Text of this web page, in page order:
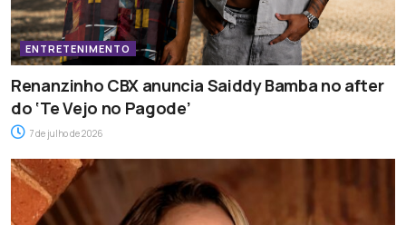
ENTRETENIMENTO
Renanzinho CBX anuncia Saiddy Bamba no after
do ‘Te Vejo no Pagode’
7 de julho de 2026